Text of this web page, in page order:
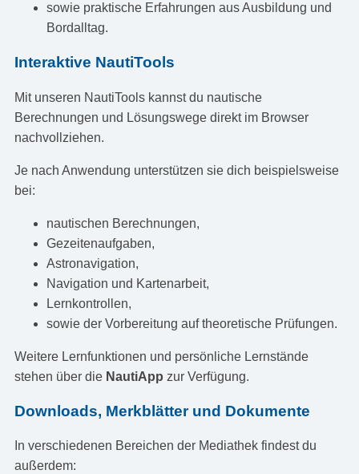
sowie praktische Erfahrungen aus Ausbildung und
Bordalltag.
Interaktive NautiTools
Mit unseren NautiTools kannst du nautische
Berechnungen und Lösungswege direkt im Browser
nachvollziehen.
Je nach Anwendung unterstützen sie dich beispielsweise
bei:
nautischen Berechnungen,
Gezeitenaufgaben,
Astronavigation,
Navigation und Kartenarbeit,
Lernkontrollen,
sowie der Vorbereitung auf theoretische Prüfungen.
Weitere Lernfunktionen und persönliche Lernstände
stehen über die NautiApp zur Verfügung.
Downloads, Merkblätter und Dokumente
In verschiedenen Bereichen der Mediathek findest du
außerdem: